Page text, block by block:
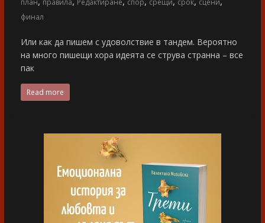
финал
Или как да пишем с удоволствие в тандем. Вероятно
на много пишещи хора идеята се струва странна – все
пак
Read more